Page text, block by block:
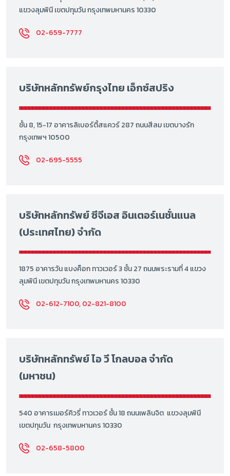
แขวงลุมพินี เขตปทุมวัน กรุงเทพมหานคร 10330
02-659-7777
บริษัทหลักทรัพย์กรุงไทย เอ็กซ์สปริง
ชั้น 8, 15-17 อาคารลิเบอร์ตี้สแควร์ 287 ถนนสีลม เขตบางรัก
กรุงเทพฯ 10500
02-695-5555
บริษัทหลักทรัพย์ ซีจีเอส อินเตอร์เนชั่นแนล
(ประเทศไทย) จำกัด
1875 อาคารวัน แบงค็อก ทาวเวอร์ 3 ชั้น 27 ถนนพระรามที่ 4 แขวง
ลุมพินี เขตปทุมวัน กรุงเทพมหานคร 10330
02-612-7100, 02-821-8100
บริษัทหลักทรัพย์ ไอ วี โกลบอล จำกัด
(มหาชน)
540 อาคารเมอร์คิวรี่ ทาวเวอร์ ชั้น 18 ถนนเพลินจิต แขวงลุมพินี
เขตปทุมวัน กรุงเทพมหานคร 10330
02-658-5800